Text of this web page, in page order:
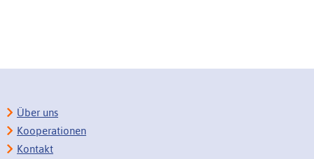
Über uns
Kooperationen
Kontakt